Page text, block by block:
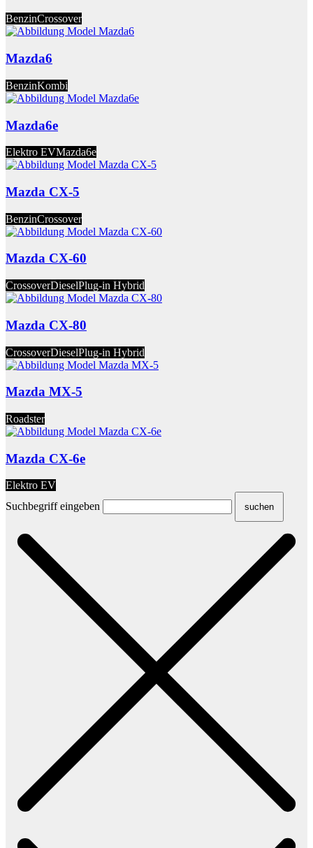
BenzinCrossover
Mazda6
BenzinKombi
Mazda6e
Elektro EVMazda6e
Mazda CX-5
BenzinCrossover
Mazda CX-60
CrossoverDieselPlug-in Hybrid
Mazda CX-80
CrossoverDieselPlug-in Hybrid
Mazda MX-5
Roadster
Mazda CX-6e
Elektro EV
Suchbegriff eingeben